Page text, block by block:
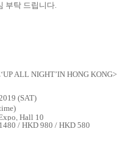
부탁 드립니다.
ALL NIGHT’IN HONG KONG>
, 2019 (SAT)
Hall 10
1480 / HKD 980 / HKD 580